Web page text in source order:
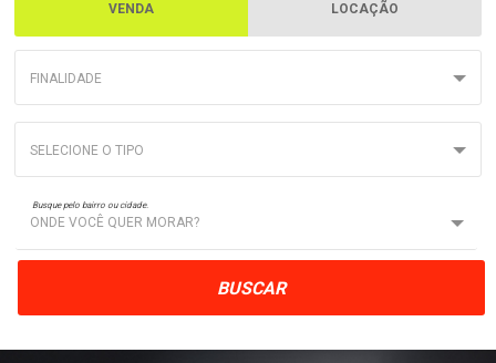
VENDA LOCAÇÃO
FINALIDADE
SELECIONE O TIPO
Busque pelo bairro ou cidade.
ONDE VOCÊ QUER MORAR?
BUSCAR